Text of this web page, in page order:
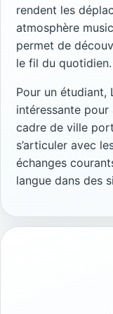
rendent les
atmosphère
permet de
le fil du quotidien.
Pour un étudiant,
intéressante pour
cadre de ville
s’articuler avec
échanges
langue dans des